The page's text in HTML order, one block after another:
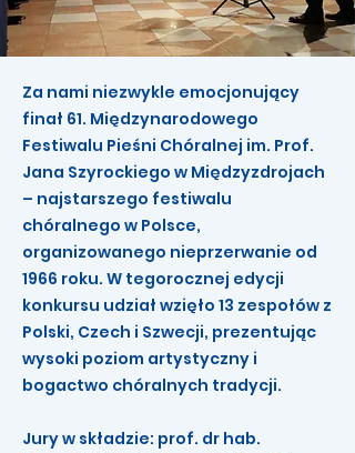
Za nami niezwykle emocjonujący
finał 61. Międzynarodowego
Festiwalu Pieśni Chóralnej im. Prof.
Jana Szyrockiego w Międzyzdrojach
– najstarszego festiwalu
chóralnego w Polsce,
organizowanego nieprzerwanie od
1966 roku. W tegorocznej edycji
konkursu udział wzięło 13 zespołów z
Polski, Czech i Szwecji, prezentując
wysoki poziom artystyczny i
bogactwo chóralnych tradycji.
Jury w składzie: prof. dr hab.